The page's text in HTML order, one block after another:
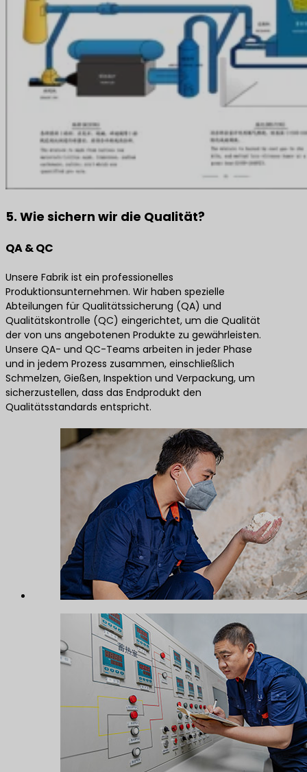
5. Wie sichern wir die Qualität?
QA & QC
Unsere Fabrik ist ein professionelles
Produktionsunternehmen. Wir haben spezielle
Abteilungen für Qualitätssicherung (QA) und
Qualitätskontrolle (QC) eingerichtet, um die Qualität
der von uns angebotenen Produkte zu gewährleisten.
Unsere QA- und QC-Teams arbeiten in jeder Phase
und in jedem Prozess zusammen, einschließlich
Schmelzen, Gießen, Inspektion und Verpackung, um
sicherzustellen, dass das Endprodukt den
Qualitätsstandards entspricht.